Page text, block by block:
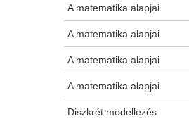
A matematika alapjai
A matematika alapjai
A matematika alapjai
A matematika alapjai
Diszkrét modellezés